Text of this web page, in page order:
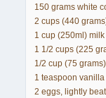
150 grams white
2 cups (440
1 cup (250ml) milk
1 1/2 cups (225
1/2 cup (75
1 teaspoon
2 eggs, lightly